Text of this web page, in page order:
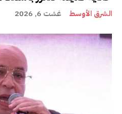
الشرق الأوسط غشت 6, 2026